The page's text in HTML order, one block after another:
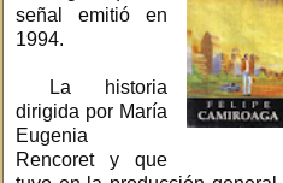
señal emitió en
1994.
La historia
dirigida por María
Eugenia
Rencoret y que